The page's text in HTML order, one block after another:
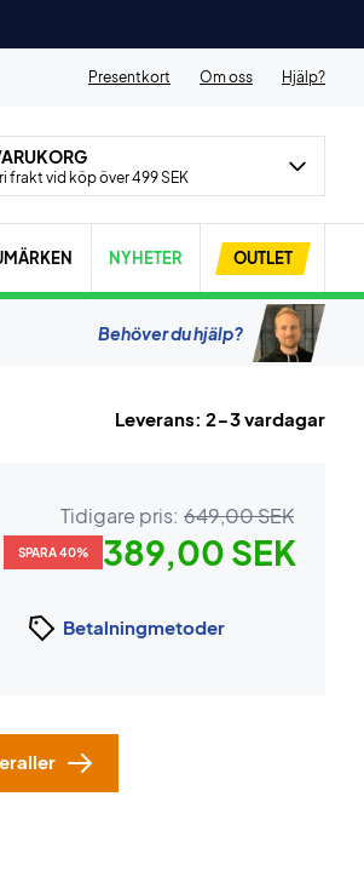
Presentkort Om oss Hjälp?
frakt vid köp över 499 SEK
NYHETER OUTLET
Behöver du hjälp?
Leverans: 2-3 vardagar
Tidigare pris: 649,00 SEK
SPARA 40% 389,00 SEK
Betalningmetoder